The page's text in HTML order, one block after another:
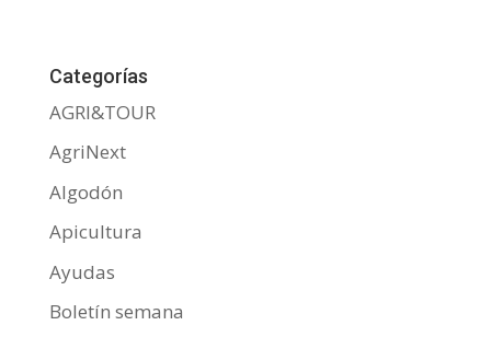
b
o
o
k
er
Categorías
AGRI&TOUR
AgriNext
Algodón
Apicultura
Ayudas
Boletín semana